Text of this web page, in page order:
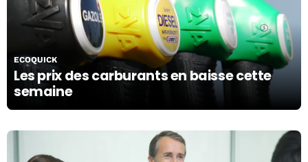
Les prix des carburants en baisse cette
semaine
ECOQUICK
29/10/19